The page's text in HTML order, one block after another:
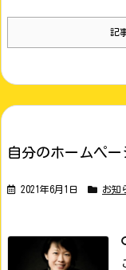
記
自分のホームペー
2021年6月1日 お知